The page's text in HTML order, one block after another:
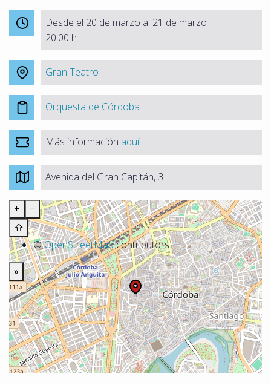
Desde el 20 de marzo al 21 de marzo
20:00 h
Gran Teatro
Orquesta de Córdoba
Más información aquí
Avenida del Gran Capitán, 3
+
−
⇧
©OpenStreetMapcontributors.
»